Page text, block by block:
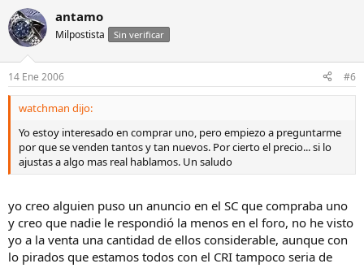
antamo
Milpostista Sin verificar
14 Ene 2006 #6
watchman dijo:
Yo estoy interesado en comprar uno, pero empiezo a preguntarme
por que se venden tantos y tan nuevos. Por cierto el precio... si lo
ajustas a algo mas real hablamos. Un saludo
yo creo alguien puso un anuncio en el SC que compraba uno
y creo que nadie le respondió la menos en el foro, no he visto
yo a la venta una cantidad de ellos considerable, aunque con
lo pirados que estamos todos con el CRI tampoco seria de